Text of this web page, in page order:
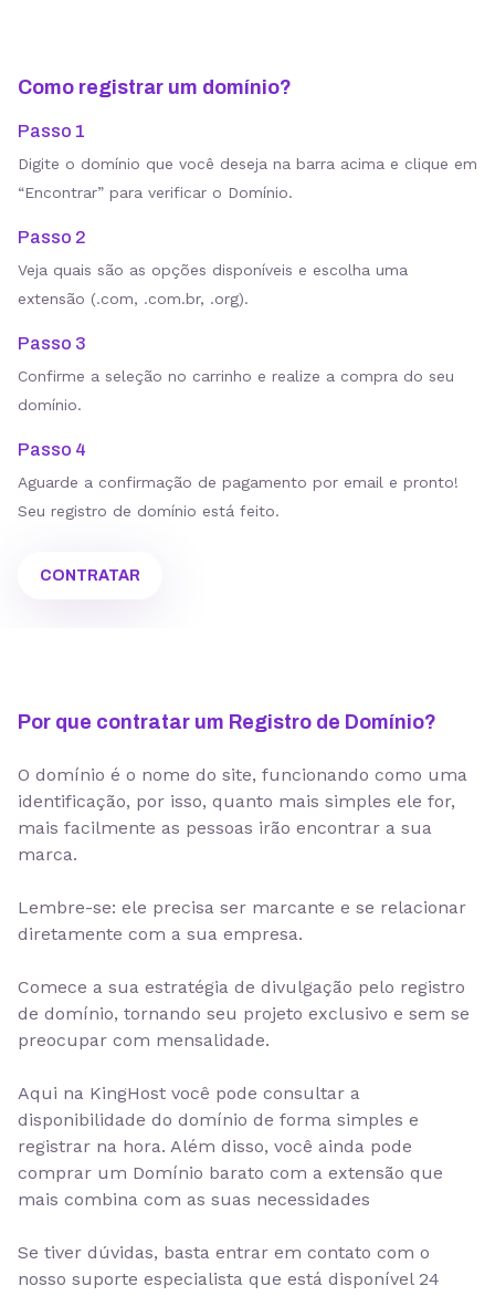
Como registrar um domínio?
Passo 1
Digite o domínio que você deseja na barra acima e clique em
“Encontrar” para verificar o Domínio.
Passo 2
Veja quais são as opções disponíveis e escolha uma
extensão (.com, .com.br, .org).
Passo 3
Confirme a seleção no carrinho e realize a compra do seu
domínio.
Passo 4
Aguarde a confirmação de pagamento por email e pronto!
Seu registro de domínio está feito.
CONTRATAR
Por que contratar um Registro de Domínio?
O domínio é o nome do site, funcionando como uma
identificação, por isso, quanto mais simples ele for,
mais facilmente as pessoas irão encontrar a sua
marca.
Lembre-se: ele precisa ser marcante e se relacionar
diretamente com a sua empresa.
Comece a sua estratégia de divulgação pelo registro
de domínio, tornando seu projeto exclusivo e sem se
preocupar com mensalidade.
Aqui na KingHost você pode consultar a
disponibilidade do domínio de forma simples e
registrar na hora. Além disso, você ainda pode
comprar um Domínio barato com a extensão que
mais combina com as suas necessidades
Se tiver dúvidas, basta entrar em contato com o
nosso suporte especialista que está disponível 24